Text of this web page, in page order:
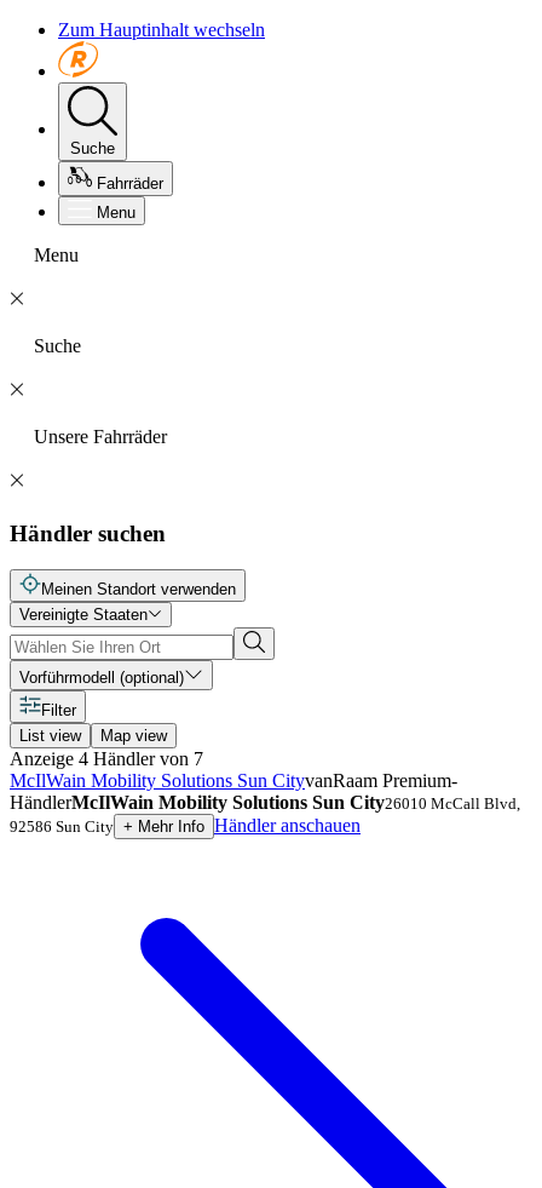
Zum Hauptinhalt wechseln
Suche
Fahrräder
Menu
Menu
Suche
Unsere Fahrräder
Händler suchen
Meinen Standort verwenden
Vereinigte Staaten
Vorführmodell (optional)
Filter
List view
Map view
Anzeige 4 Händler von 7
McIlWain Mobility Solutions Sun CityvanRaam Premium-
HändlerMcIlWain Mobility Solutions Sun City26010 McCall Blvd,
92586 Sun City + Mehr Info Händler anschauen